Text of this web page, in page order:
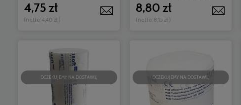
4,75 zł
(netto: 4,40 zł )
8,80 zł
(netto: 8,15 zł )
OCZEKUJEMY NA DOSTAWĘ OCZEKUJEMY NA DOSTAWĘ